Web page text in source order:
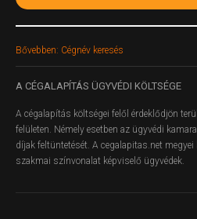
Bővebben: Cégnév keresés
A CÉGALAPÍTÁS ÜGYVÉDI KÖLTSÉGE
A cégalapítás költségei felől érdeklődjön
felületen. Némely esetben az ügyvédi
díjak feltüntetését. A cegalapitas.net
szakmai színvonalat képviselő ügyvédek.